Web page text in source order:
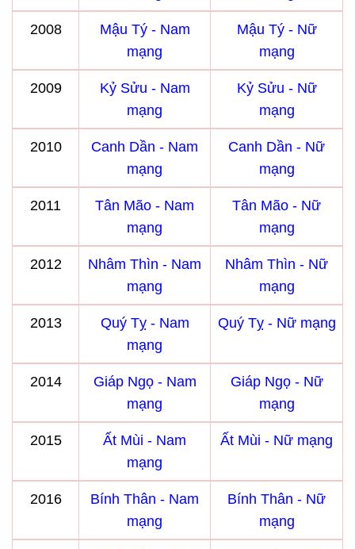
2008
Mậu Tý - Nam
mạng
Mậu Tý - Nữ
mạng
2009
Kỷ Sửu - Nam
mạng
Kỷ Sửu - Nữ
mạng
2010
Canh Dần - Nam
mạng
Canh Dần - Nữ
mạng
2011
Tân Mão - Nam
mạng
Tân Mão - Nữ
mạng
2012
Nhâm Thìn - Nam
mạng
Nhâm Thìn - Nữ
mạng
2013
Quý Tỵ - Nam
mạng
Quý Tỵ - Nữ mạng
2014
Giáp Ngọ - Nam
mạng
Giáp Ngọ - Nữ
mạng
2015
Ất Mùi - Nam
mạng
Ất Mùi - Nữ mạng
2016
Bính Thân - Nam
mạng
Bính Thân - Nữ
mạng